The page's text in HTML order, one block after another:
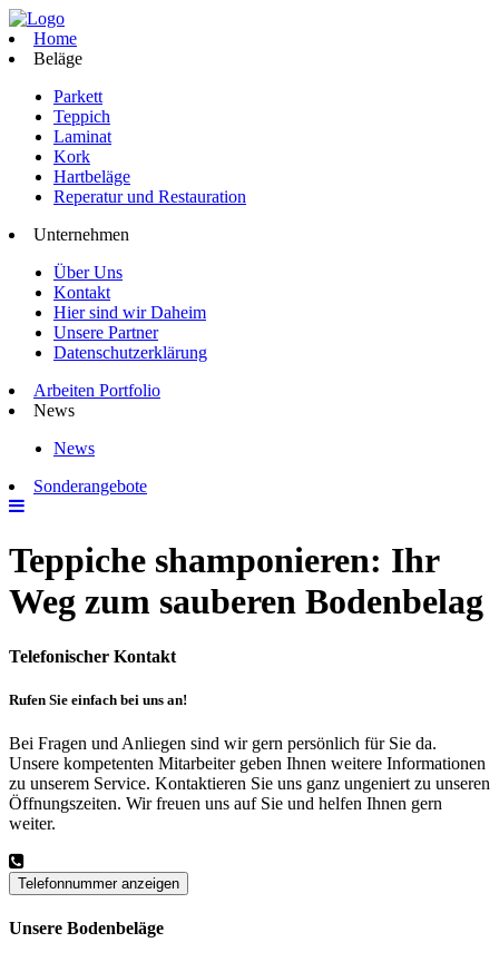
Home
Beläge
Parkett
Teppich
Laminat
Kork
Hartbeläge
Reperatur und Restauration
Unternehmen
Über Uns
Kontakt
Hier sind wir Daheim
Unsere Partner
Datenschutzerklärung
Arbeiten Portfolio
News
News
Sonderangebote
Teppiche shamponieren: Ihr
Weg zum sauberen Bodenbelag
Telefonischer Kontakt
Rufen Sie einfach bei uns an!
Bei Fragen und Anliegen sind wir gern persönlich für Sie da.
Unsere kompetenten Mitarbeiter geben Ihnen weitere Informationen
zu unserem Service. Kontaktieren Sie uns ganz ungeniert zu unseren
Öffnungszeiten. Wir freuen uns auf Sie und helfen Ihnen gern
weiter.
Telefonnummer anzeigen
Unsere Bodenbeläge